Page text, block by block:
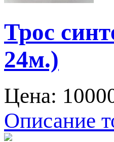
Трос
24м.)
Цена:
Описание